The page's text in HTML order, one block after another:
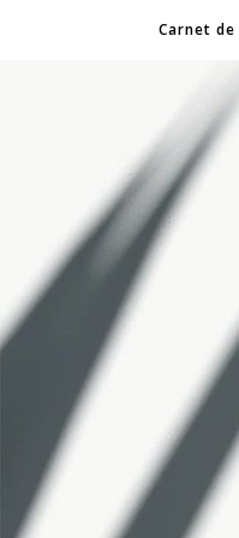
Carnet